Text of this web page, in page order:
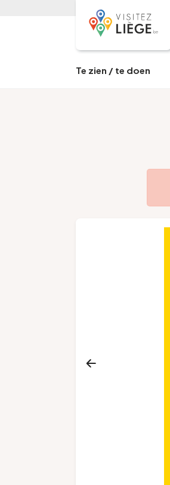
Te zien / te doen